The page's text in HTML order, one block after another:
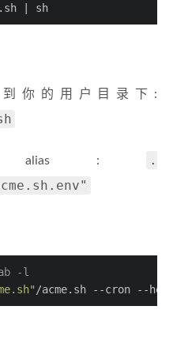
| sh
你的用户目录下:
:
.
-l
/acme.sh --cron --